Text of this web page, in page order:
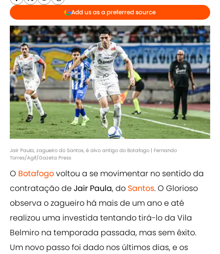
Add us as a preferred source
Jair Paula, zagueiro do Santos, é alvo antigo do Botafogo | Fernando
Torres/Agif/Gazeta Press
O Botafogovoltou a se movimentar no sentido da
contratação deJair Paula, do Santos. O Glorioso
observa o zagueiro há mais de um ano e até
realizou uma investida tentando tirá-lo da Vila
Belmiro na temporada passada, mas sem êxito.
Um novo passo foi dado nos últimos dias, e os